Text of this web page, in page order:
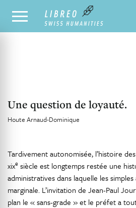
NOTRE CATALOGUE
Une question de loyauté.
Houte Arnaud-Dominique
Tardivement autonomisée, l’histoire
xixe siècle est longtemps restée une
administratives dans laquelle les
marginale. L’invitation de Jean-Paul
plan le « sans-grade » et le préfet a